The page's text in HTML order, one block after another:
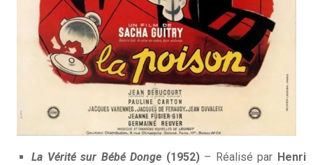
La Vérité sur Bébé Donge (1952)– Réalisé par Henri